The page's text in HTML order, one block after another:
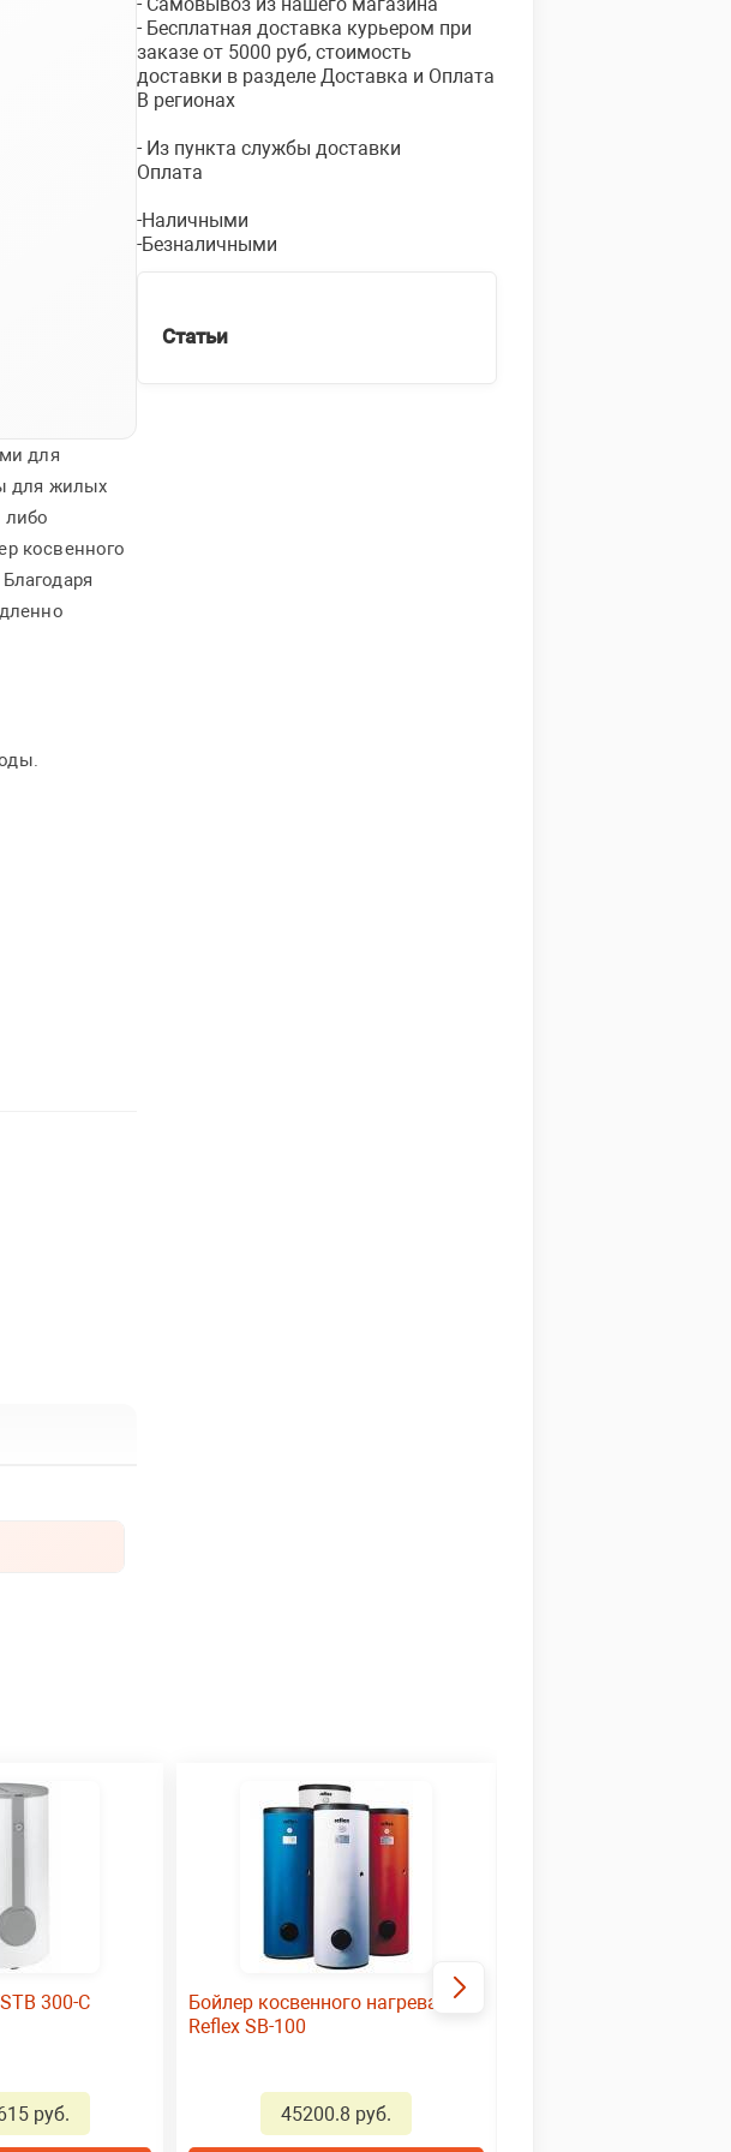
для
для жилых
либо
косвенного
- Бесплатная доставка курьером при
заказе от 5000 руб, стоимость
доставки в разделе Доставка и Оплата
В регионах
- Из пункта службы доставки
Оплата
-Наличными
-Безналичными
Статьи
300-С
руб.
Бойлер косвенного нагрева
Reflex SB-100
45200.8 руб.